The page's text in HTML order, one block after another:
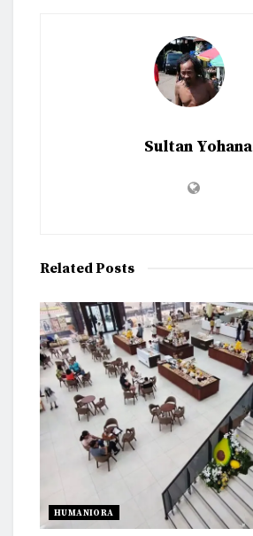
Sultan Yohana
RelatedPosts
HUMANIORA